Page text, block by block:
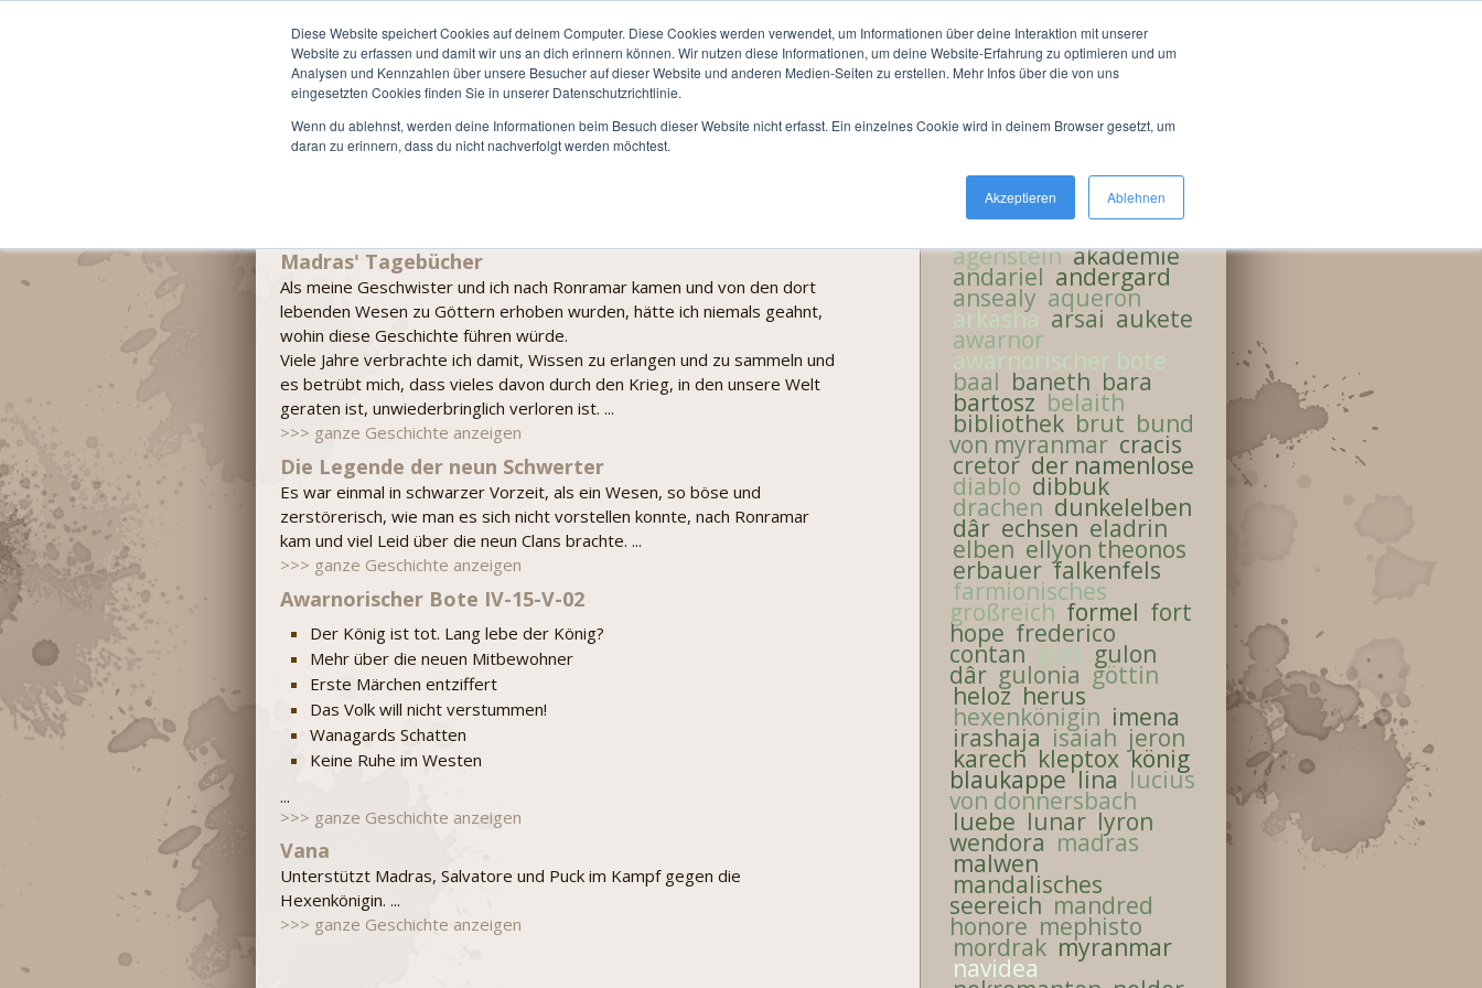
Diese Website speichert Cookies auf deinem Computer. Diese Cookies werden verwendet, um Informationen über deine Interaktion mit unserer
Website zu erfassen und damit wir uns an dich erinnern können. Wir nutzen diese Informationen, um deine Website-Erfahrung zu optimieren und um
Analysen und Kennzahlen über unsere Besucher auf dieser Website und anderen Medien-Seiten zu erstellen. Mehr Infos über die von uns
eingesetzten Cookies finden Sie in unserer Datenschutzrichtlinie.
Wenn du ablehnst, werden deine Informationen beim Besuch dieser Website nicht erfasst. Ein einzelnes Cookie wird in deinem Browser gesetzt, um
daran zu erinnern, dass du nicht nachverfolgt werden möchtest.
Akzeptieren Ablehnen
Start Informationen Awarnor Termine / Anmeldung NSC Infos Mein Farmion
Du bist hier:LARP »Awarnor
Tags
agenstein akademie
andariel andergard
ansealy aqueron
arkasha arsai aukete
awarnor
awarnorischer bote
baal baneth bara
bartosz belaith
bibliothek brut bund
von myranmar cracis
cretor der namenlose
diablo dibbuk
drachen dunkelelben
dâr echsen eladrin
elben ellyon theonos
erbauer falkenfels
farmionisches
großreich formel fort
hope frederico
contan gott gulon
dâr gulonia göttin
heloz herus
hexenkönigin imena
irashaja isaiah jeron
karech kleptox könig
blaukappe lina lucius
von donnersbach
luebe lunar lyron
wendora madras
malwen
mandalisches
seereich mandred
honore mephisto
mordrak myranmar
navidea
Suche
Madras' Tagebücher
Als meine Geschwister und ich nach Ronramar kamen und von den dort
lebenden Wesen zu Göttern erhoben wurden, hätte ich niemals geahnt,
wohin diese Geschichte führen würde.
Viele Jahre verbrachte ich damit, Wissen zu erlangen und zu sammeln und
es betrübt mich, dass vieles davon durch den Krieg, in den unsere Welt
geraten ist, unwiederbringlich verloren ist. ...
>>> ganze Geschichte anzeigen
Die Legende der neun Schwerter
Es war einmal in schwarzer Vorzeit, als ein Wesen, so böse und
zerstörerisch, wie man es sich nicht vorstellen konnte, nach Ronramar
kam und viel Leid über die neun Clans brachte. ...
>>> ganze Geschichte anzeigen
Awarnorischer Bote IV-15-V-02
Der König ist tot. Lang lebe der König?
Mehr über die neuen Mitbewohner
Erste Märchen entziffert
Das Volk will nicht verstummen!
Wanagards Schatten
Keine Ruhe im Westen
...
>>> ganze Geschichte anzeigen
Vana
Unterstützt Madras, Salvatore und Puck im Kampf gegen die
Hexenkönigin. ...
>>> ganze Geschichte anzeigen